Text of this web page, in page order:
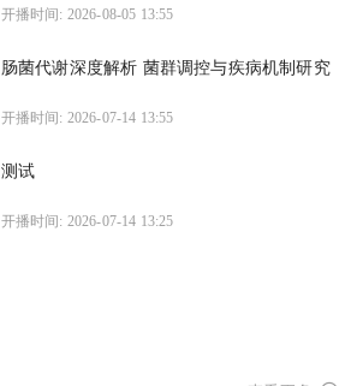
开播时间: 2026-08-05 13:55
肠菌代谢深度解析 菌群调控与疾病机制研究
开播时间: 2026-07-14 13:55
测试
开播时间: 2026-07-14 13:25